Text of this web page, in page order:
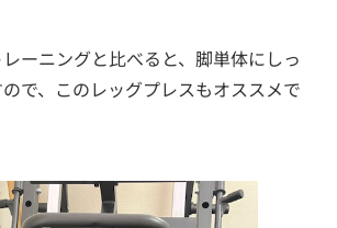
ーニングと比べると、脚単体にしっ
で、このレッグプレスもオススメで